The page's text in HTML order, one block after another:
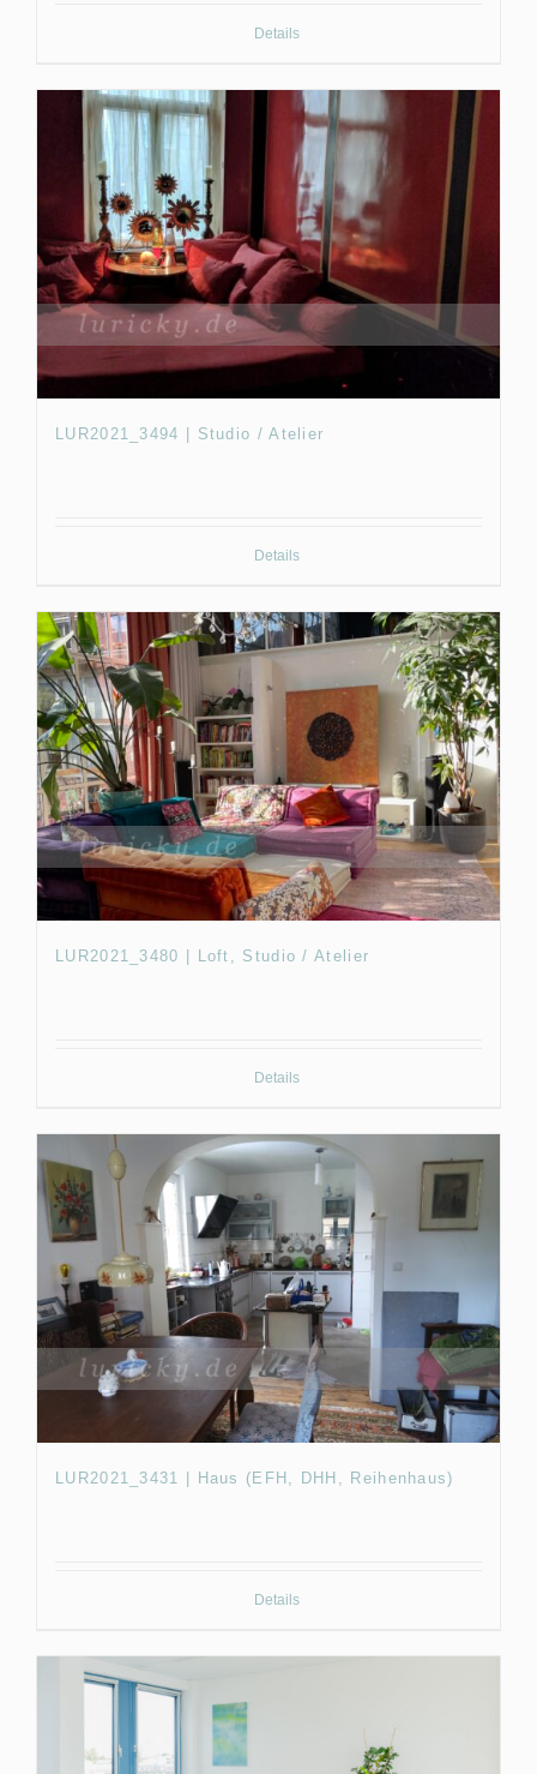
Details
LUR2021_3494 | Studio / Atelier
Details
LUR2021_3480 | Loft, Studio / Atelier
Details
LUR2021_3431 | Haus (EFH, DHH, Reihenhaus)
Details